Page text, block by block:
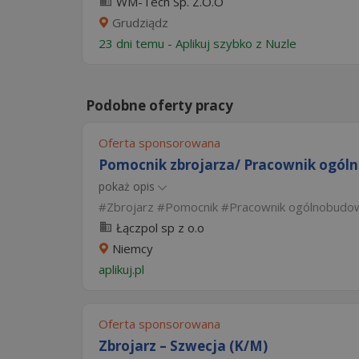
Grudziądz
23 dni temu - Aplikuj szybko z Nuzle
Podobne oferty pracy
Oferta sponsorowana
Pomocnik zbrojarza/ Pracownik
pokaż opis
Zbrojarz Pomocnik
Pracownik
Łączpol sp z o.o
Niemcy
aplikuj.pl
Oferta sponsorowana
Zbrojarz – Szwecja (K/M)